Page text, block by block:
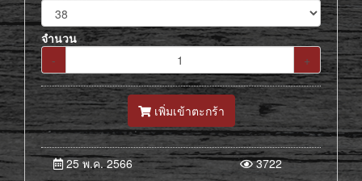
จำนวน
-
+
เพิ่มเข้าตะกร้า
25 พ.ค. 2566 3722